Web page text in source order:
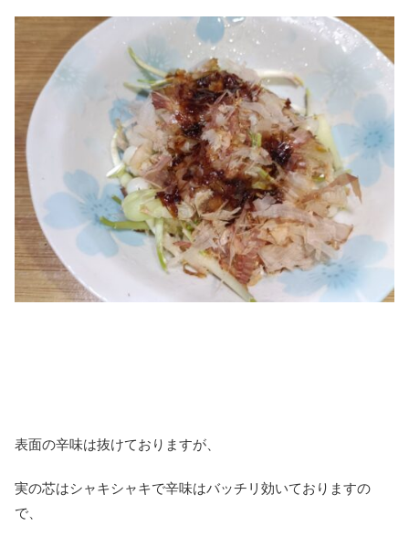
表面の辛味は抜けておりますが、
実の芯はシャキシャキで辛味はバッチリ効いておりますの
で、